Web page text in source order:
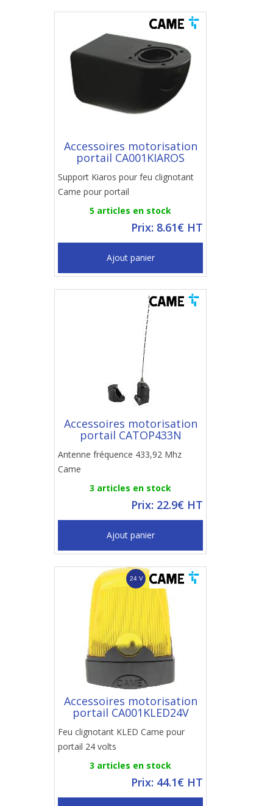
Accessoires motorisation
portail CA001KIAROS
Support Kiaros pour feu clignotant
Came pour portail
5 articles en stock
Prix: 8.61€ HT
Ajout panier
Accessoires motorisation
portail CATOP433N
Antenne fréquence 433,92 Mhz
Came
3 articles en stock
Prix: 22.9€ HT
Ajout panier
Accessoires motorisation
portail CA001KLED24V
Feu clignotant KLED Came pour
portail 24 volts
3 articles en stock
Prix: 44.1€ HT